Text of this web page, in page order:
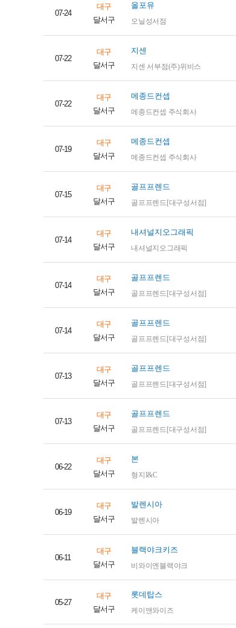
07-24
대구
달서구
올포유
오닐성서점
07-22
대구
달서구
지센
지센 서부점(주)위비스
07-22
대구
달서구
메종드컨셉
메종드컨셉 주식회사
07-19
대구
달서구
메종드컨셉
메종드컨셉 주식회사
07-15
대구
달서구
골프프렌드
골프프렌드[대구성서점]
07-14
대구
달서구
내셔널지오그래픽
내셔널지오그래픽
07-14
대구
달서구
골프프렌드
골프프렌드[대구성서점]
07-14
대구
달서구
골프프렌드
골프프렌드[대구성서점]
07-13
대구
달서구
골프프렌드
골프프렌드[대구성서점]
07-13
대구
달서구
골프프렌드
골프프렌드[대구성서점]
06-22
대구
달서구
본
형지I&C
06-19
대구
달서구
발렌시아
발렌시아
06-11
대구
달서구
블랙야크키즈
비와이엔블랙야크
05-27
대구
달서구
롯데탑스
케이앤와이즈